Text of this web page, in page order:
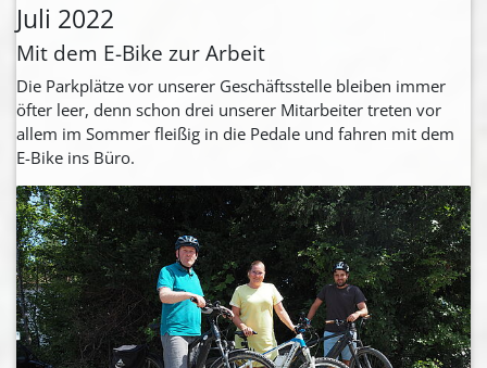
Juli 2022
Mit dem E-Bike zur Arbeit
Die Parkplätze vor unserer Geschäftsstelle bleiben immer
öfter leer, denn schon drei unserer Mitarbeiter treten vor
allem im Sommer fleißig in die Pedale und fahren mit dem
E-Bike ins Büro.